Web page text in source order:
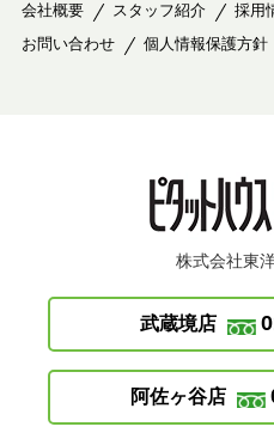
会社概要 スタッフ紹介 採用
お問い合わせ
個人情報保護方針
株式会社東
武蔵境店
阿佐ヶ谷店